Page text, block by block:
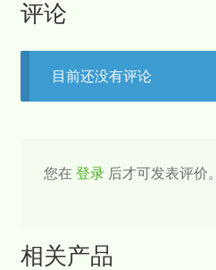
评论
目前还没有评论
您在 登录后才可发表评价。
相关产品